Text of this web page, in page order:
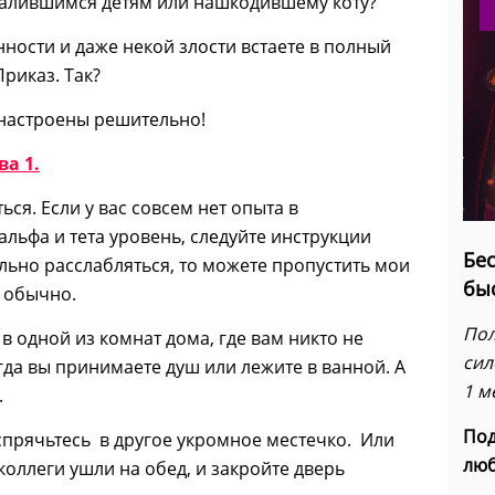
и даже некой злости встаете в полный
Так?
решительно!
1.
Если у вас совсем нет опыта в
и тета уровень, следуйте инструкции
расслабляться, то можете пропустить мои
обычно.
одной из комнат дома, где вам никто не
вы принимаете душ или лежите в ванной. А
в другое укромное местечко. Или
ушли на обед, и закройте дверь
1